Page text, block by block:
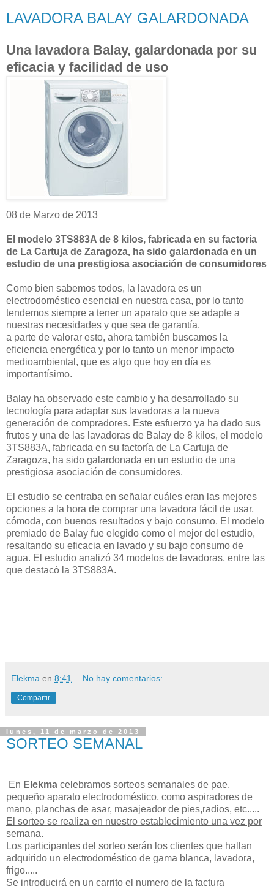
LAVADORA BALAY GALARDONADA
Una lavadora Balay, galardonada por su
eficacia y facilidad de uso
08 de Marzo de 2013
El modelo 3TS883A de 8 kilos, fabricada en su factoría
de La Cartuja de Zaragoza, ha sido galardonada en un
estudio de una prestigiosa asociación de consumidores
Como bien sabemos todos, la lavadora es un
electrodoméstico esencial en nuestra casa, por lo tanto
tendemos siempre a tener un aparato que se adapte a
nuestras necesidades y que sea de garantía.
a parte de valorar esto, ahora también buscamos la
eficiencia energética y por lo tanto un menor impacto
medioambiental, que es algo que hoy en día es
importantísimo.
Balay ha observado este cambio y ha desarrollado su
tecnología para adaptar sus lavadoras a la nueva
generación de compradores. Este esfuerzo ya ha dado sus
frutos y una de las lavadoras de Balay de 8 kilos, el modelo
3TS883A, fabricada en su factoría de La Cartuja de
Zaragoza, ha sido galardonada en un estudio de una
prestigiosa asociación de consumidores.
El estudio se centraba en señalar cuáles eran las mejores
opciones a la hora de comprar una lavadora fácil de usar,
cómoda, con buenos resultados y bajo consumo. El modelo
premiado de Balay fue elegido como el mejor del estudio,
resaltando su eficacia en lavado y su bajo consumo de
agua. El estudio analizó 34 modelos de lavadoras, entre las
que destacó la 3TS883A.
Elekma en 8:41 No hay comentarios:
Compartir
lunes, 11 de marzo de 2013
SORTEO SEMANAL
En Elekma celebramos sorteos semanales de pae,
pequeño aparato electrodoméstico, como aspiradores de
mano, planchas de asar, masajeador de pies,radios, etc.....
El sorteo se realiza en nuestro establecimiento una vez por
semana.
Los participantes del sorteo serán los clientes que hallan
adquirido un electrodoméstico de gama blanca, lavadora,
frigo.....
Se introducirá en un carrito el numero de la factura